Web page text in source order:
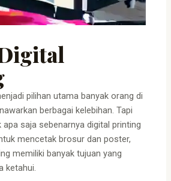
pilihan utama banyak orang di
berbagai kelebihan. Tapi
apa saja sebenarnya digital printing
mencetak brosur dan poster,
memiliki banyak tujuan yang
ketahui.